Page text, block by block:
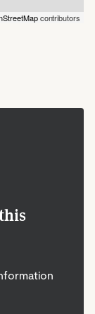
contributors